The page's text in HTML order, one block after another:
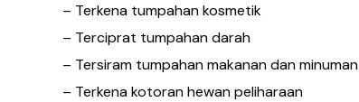
– Terkena tumpahan kosmetik
– Terciprat tumpahan darah
– Tersiram tumpahan makanan dan minuman
– Terkena kotoran hewan peliharaan